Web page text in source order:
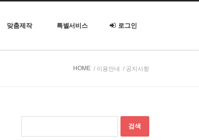
맞춤제작 특별서비스 로그인
HOME / 이용안내 / 공지사항